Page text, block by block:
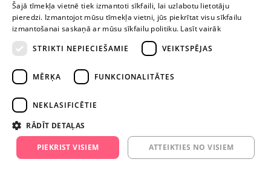
TURPINIET
ROTAĻĀTIES
info@yesyes.lv
facebook.com/yesyes.lv
Instagram/yesyes.lv
RUSSIAN
Šajā tīmekļa vietnē tiek izmantoti sīkfaili, lai uzlabotu lietotāju
pieredzi. Izmantojot mūsu tīmekļa vietni, jūs piekrītat visu sīkfailu
izmantošanai saskaņā ar mūsu sīkfailu politiku. Lasīt vairāk
STRIKTI NEPIECIEŠAMIE
VEIKTSPĒJAS
MĒRĶA FUNKCIONALITĀTES
NEKLASIFICĒTIE
RĀDĪT DETAĻAS
PIEKRIST VISIEM ATTEIKTIES NO VISIEM